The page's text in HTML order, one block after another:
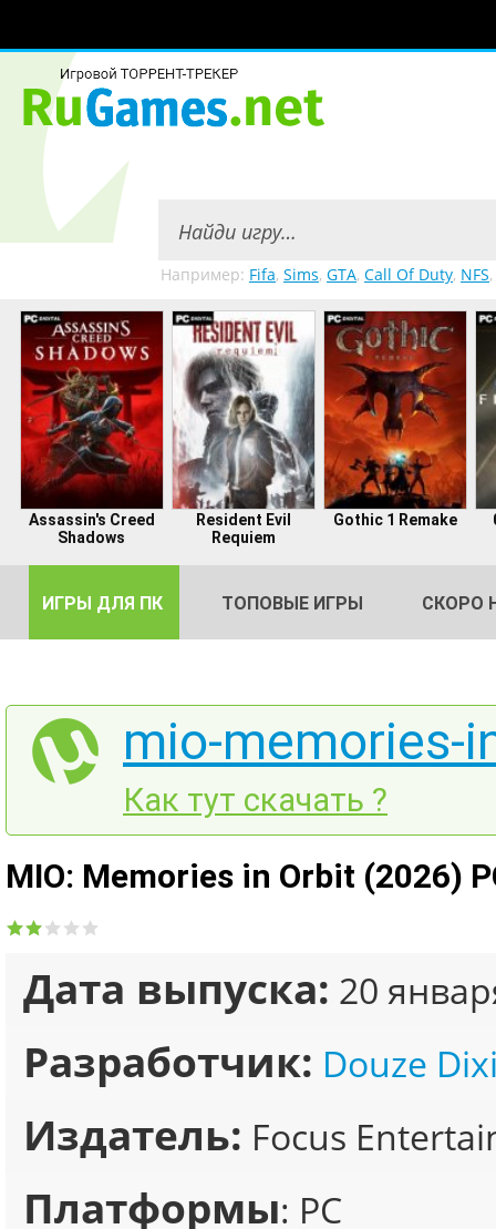
Например: Fifa, Sims, GTA, Call Of Duty, NFS,
Assassin's Creed
Shadows
Resident Evil
Requiem
Gothic 1 Remake
ИГРЫ ДЛЯ ПК ТОПОВЫЕ ИГРЫ СКОРО
mio-memories-
Как тут скачать ?
MIO: Memories in Orbit (2026)
Дата выпуска: 20
Разработчик: Douze
Издатель: Focus
Платформы: PC